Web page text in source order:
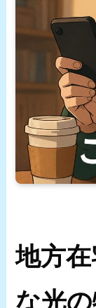
地方
な光